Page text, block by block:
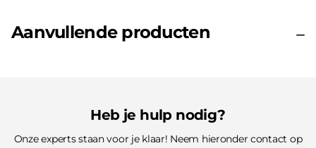
Aanvullende producten
Heb je hulp nodig?
Onze experts staan voor je klaar! Neem hieronder contact op